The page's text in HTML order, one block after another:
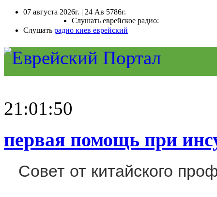
07 августа 2026г. | 24 Ав 5786г.
Слушать еврейское радио:
Слушать радио киев еврейский
21:01:50
первая помощь при
Совет от китайского